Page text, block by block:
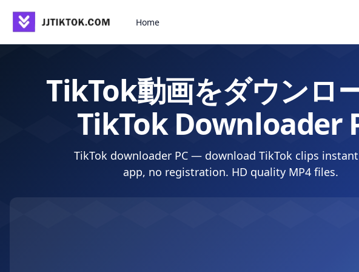
Home
TikTok動画をダウンロ
TikTok Downloader
TikTok downloader PC — download TikTok clips
app, no registration. HD quality MP4 files.